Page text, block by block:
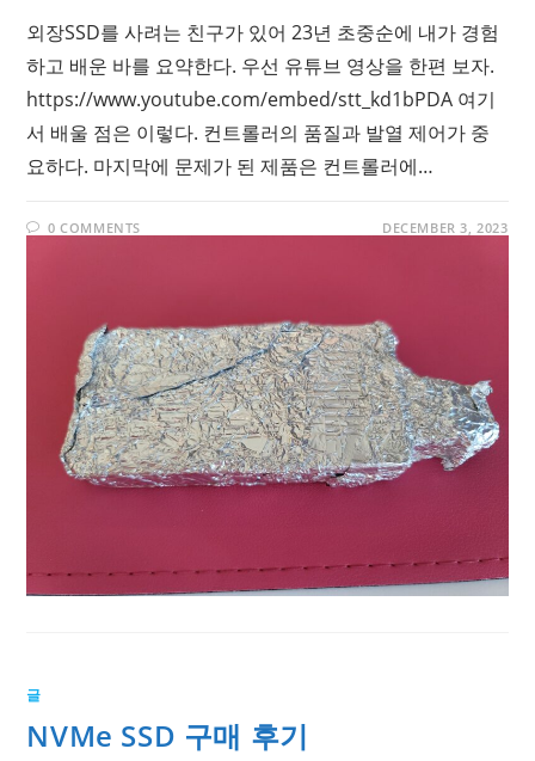
외장SSD를 사려는 친구가 있어 23년 초중순에 내가 경험
하고 배운 바를 요약한다. 우선 유튜브 영상을 한편 보자.
https://www.youtube.com/embed/stt_kd1bPDA 여기
서 배울 점은 이렇다. 컨트롤러의 품질과 발열 제어가 중
요하다. 마지막에 문제가 된 제품은 컨트롤러에…
0 COMMENTS DECEMBER 3, 2023
글
NVMe SSD 구매 후기